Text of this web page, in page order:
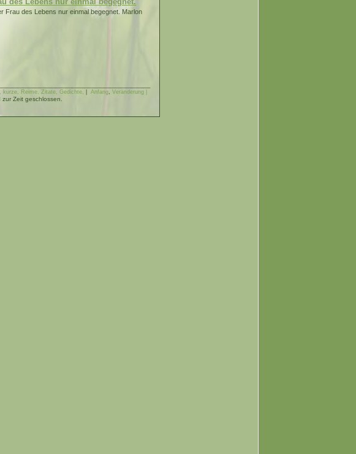
Frau des Lebens nur einmal begegnet. Marlon
kurze, Reime, Zitate, Gedichte, Anfang, Veränderung |
Zeit geschlossen.